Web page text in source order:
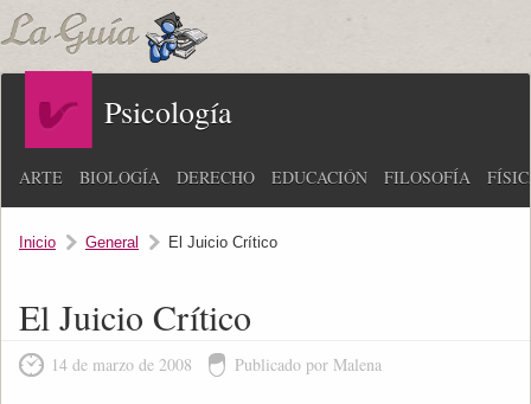
Psicología
ARTE BIOLOGÍA DERECHO EDUCACIÓN FILOSOFÍA
Inicio General El Juicio Crítico
El Juicio Crítico
14 de marzo de 2008 Publicado por Malena